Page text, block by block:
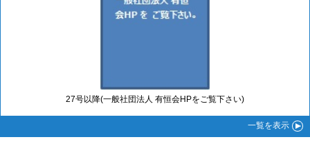
27号以降(一般社団法人 有恒会HPをご覧下さい)
一覧を表示